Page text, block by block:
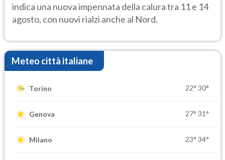
indica una nuova impennata della calura tra 11 e 14
agosto, con nuovi rialzi anche al Nord.
Meteo città italiane
Torino 22° 30°
Genova 27° 31°
Milano 23° 34°